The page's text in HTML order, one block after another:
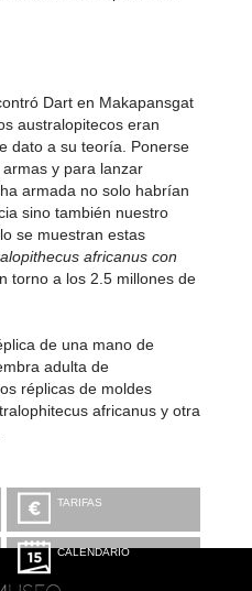
Dart en Makapansgat
australopitecos eran
dato a su teoría. Ponerse
y para lanzar
armada no solo habrían
sino también nuestro
se muestran estas
africanus con
torno a los 2.5 millones de
de una mano de
adulta de
réplicas de moldes
africanus y otra
TARIFAS
CALENDARIO